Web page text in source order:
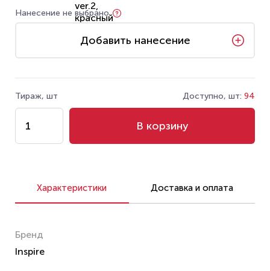
Нанесение не выбрано
Добавить нанесение
Тираж, шт Доступно, шт: 94
В корзину
Характеристики Доставка и оплата
Бренд
Inspire